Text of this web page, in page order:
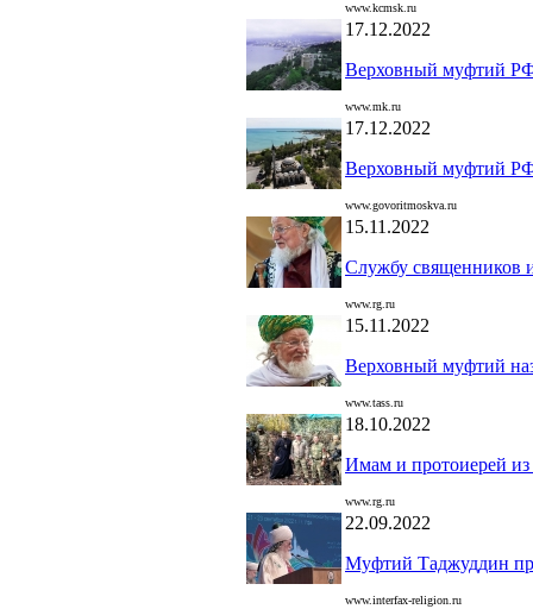
www.kcmsk.ru
17.12.2022
Верховный муфтий РФ
www.mk.ru
17.12.2022
Верховный муфтий РФ
www.govoritmoskva.ru
15.11.2022
Службу священников
www.rg.ru
15.11.2022
Верховный муфтий
www.tass.ru
18.10.2022
Имам и протоиерей
www.rg.ru
22.09.2022
Муфтий Таджуддин
www.interfax-religion.ru